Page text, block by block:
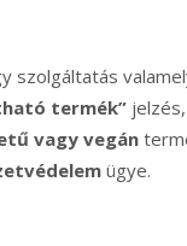
szolgáltatás
termék”
vagy vegán
ügye.